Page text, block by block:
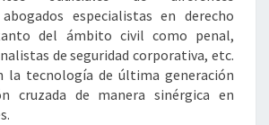
abogados especialistas en derecho
del ámbito civil como penal,
de seguridad corporativa, etc.
la tecnología de última generación
cruzada de manera sinérgica en